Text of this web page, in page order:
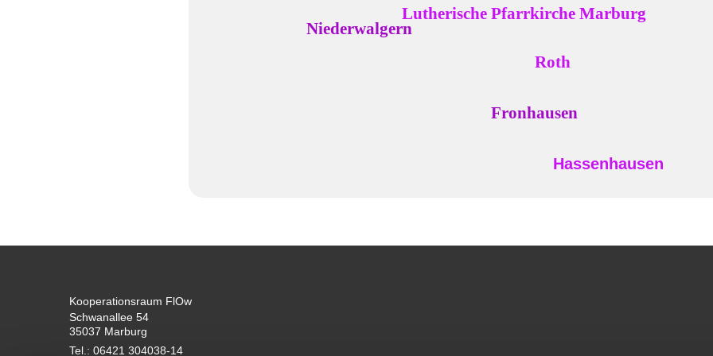
Lutherische Pfarrkirche Marburg
Niederwalgern
Roth
Fronhausen
Hassenhausen
Kooperationsraum FlOw
Schwanallee 54
35037 Marburg
Tel.: 06421 304038-14